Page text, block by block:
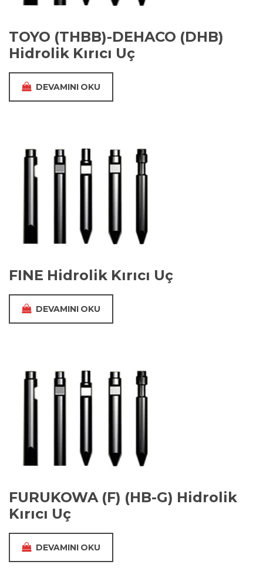
TOYO (THBB)-DEHACO (DHB)
Hidrolik Kırıcı Uç
DEVAMINI OKU
FINE Hidrolik Kırıcı Uç
DEVAMINI OKU
FURUKOWA (F) (HB-G) Hidrolik
Kırıcı Uç
DEVAMINI OKU